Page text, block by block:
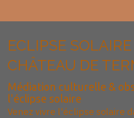
ECLIPSE
CHÂTEAU DE
Médiation culturelle &
l'éclipse solaire
Venez vivre l'éclipse solaire